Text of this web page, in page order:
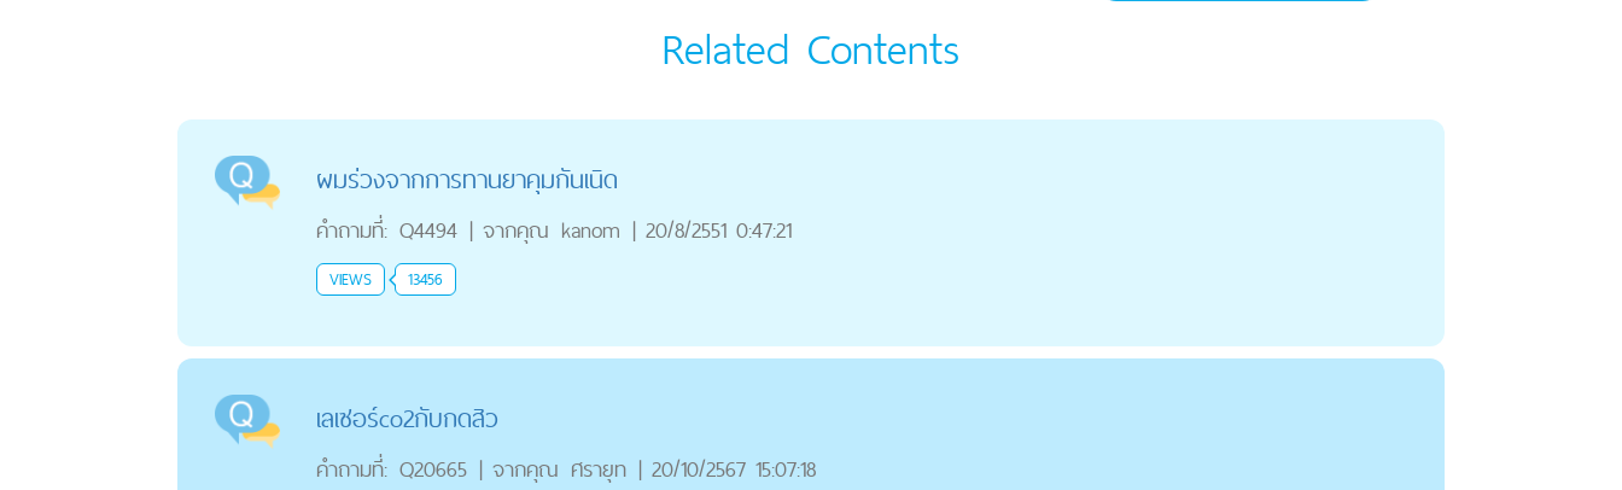
Related Contents
ผมร่วงจากการทานยาคุมกันเนิด
คำถามที่: Q4494 | จากคุณ kanom | 20/8/2551 0:47:21
VIEWS 13456
เลเซอร์co2กับกดสิว
คำถามที่: Q20665 | จากคุณ ศรายุท | 20/10/2567 15:07:18